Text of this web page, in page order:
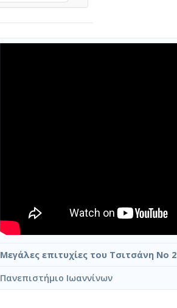
Μεγάλες επιτυχίες του Τσιτσάνη Νο 2
Πανεπιστήμιο Ιωαννίνων